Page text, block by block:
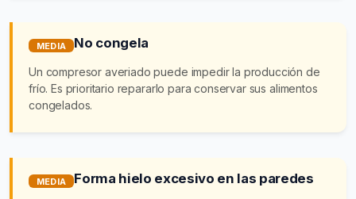
MEDIA No congela
Un compresor averiado puede impedir la producción de
frío. Es prioritario repararlo para conservar sus alimentos
congelados.
MEDIA Forma hielo excesivo en las paredes